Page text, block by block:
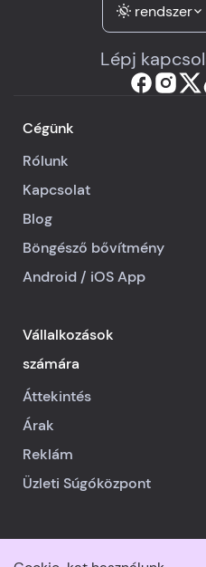
rendszer
Lépj
Cégünk
Rólunk
Kapcsolat
Blog
Böngésző bővítmény
Android/ iOSApp
Vállalkozások
számára
Áttekintés
Árak
Reklám
Üzleti Súgóközpont